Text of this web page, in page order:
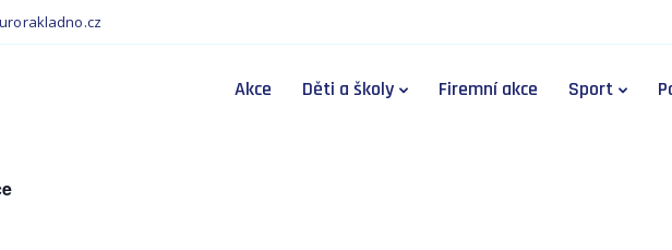
Akce Děti a školy Firemní akce Sport